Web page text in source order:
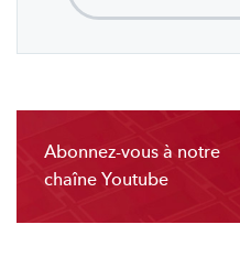
Abonnez-vous à notre
chaîne Youtube